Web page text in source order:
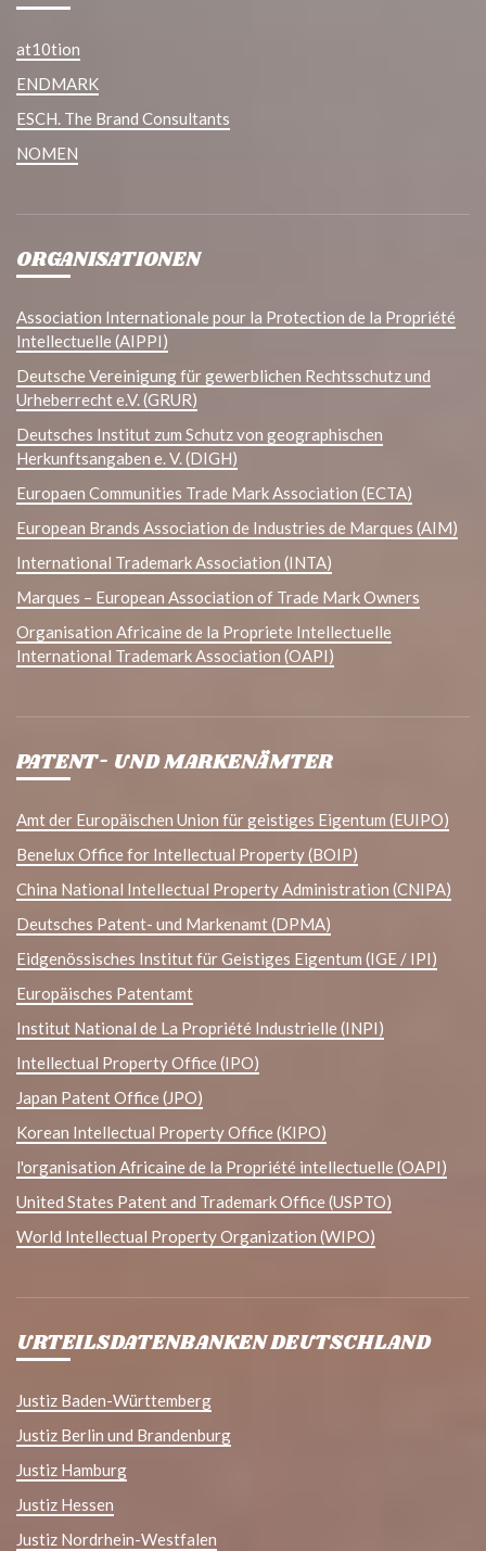
at10tion
ENDMARK
ESCH. The Brand Consultants
NOMEN
ORGANISATIONEN
Association Internationale pour la Protection de la Propriété
Intellectuelle (AIPPI)
Deutsche Vereinigung für gewerblichen Rechtsschutz und
Urheberrecht e.V. (GRUR)
Deutsches Institut zum Schutz von geographischen
Herkunftsangaben e. V. (DIGH)
Europaen Communities Trade Mark Association (ECTA)
European Brands Association de Industries de Marques (AIM)
International Trademark Association (INTA)
Marques – European Association of Trade Mark Owners
Organisation Africaine de la Propriete Intellectuelle
International Trademark Association (OAPI)
PATENT- UND MARKENÄMTER
Amt der Europäischen Union für geistiges Eigentum (EUIPO)
Benelux Office for Intellectual Property (BOIP)
China National Intellectual Property Administration (CNIPA)
Deutsches Patent- und Markenamt (DPMA)
Eidgenössisches Institut für Geistiges Eigentum (IGE / IPI)
Europäisches Patentamt
Institut National de La Propriété Industrielle (INPI)
Intellectual Property Office (IPO)
Japan Patent Office (JPO)
Korean Intellectual Property Office (KIPO)
l'organisation Africaine de la Propriété intellectuelle (OAPI)
United States Patent and Trademark Office (USPTO)
World Intellectual Property Organization (WIPO)
URTEILSDATENBANKEN DEUTSCHLAND
Justiz Baden-Württemberg
Justiz Berlin und Brandenburg
Justiz Hamburg
Justiz Hessen
Justiz Nordrhein-Westfalen